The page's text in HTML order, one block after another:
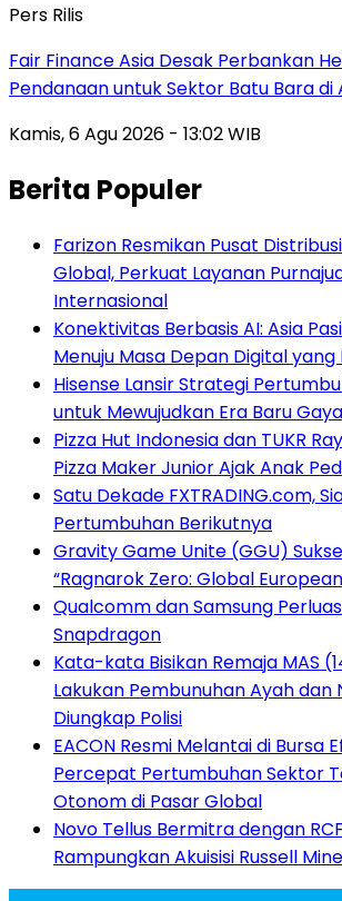
Pers Rilis
Fair Finance Asia Desak Perbankan
Pendanaan untuk Sektor Batu Bara di
Kamis, 6 Agu 2026 - 13:02 WIB
Berita Populer
Farizon Resmikan Pusat
Global, Perkuat Layanan
Internasional
Konektivitas Berbasis AI: Asia
Menuju Masa Depan Digital yang
Hisense Lansir Strategi
untuk Mewujudkan Era Baru
Pizza Hut Indonesia dan TUKR
Pizza Maker Junior Ajak Anak
Satu Dekade FXTRADING.com,
Pertumbuhan Berikutnya
Gravity Game Unite (GGU)
“Ragnarok Zero: Global
Qualcomm dan Samsung
Snapdragon
Kata-kata Bisikan Remaja MAS
Lakukan Pembunuhan Ayah dan
Diungkap Polisi
EACON Resmi Melantai di Bursa
Percepat Pertumbuhan Sektor
Otonom di Pasar Global
Novo Tellus Bermitra dengan
Rampungkan Akuisisi Russell